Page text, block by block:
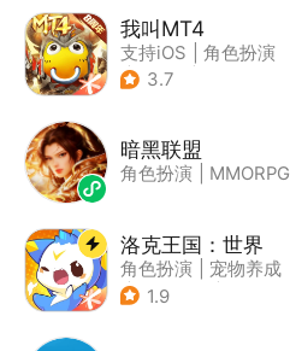
我叫MT4
支持iOS
角色扮演
| ARPG
3.7
暗黑联盟
角色扮演 MMORPG
洛克王国：世界
角色扮演
宠物养成
| 开放世界
1.9